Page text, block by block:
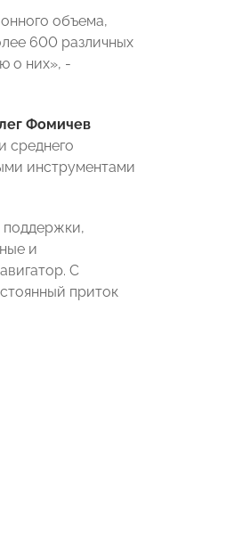
объема,
600 различных
о них», -
Фомичев
среднего
инструментами
поддержки,
и
С
приток